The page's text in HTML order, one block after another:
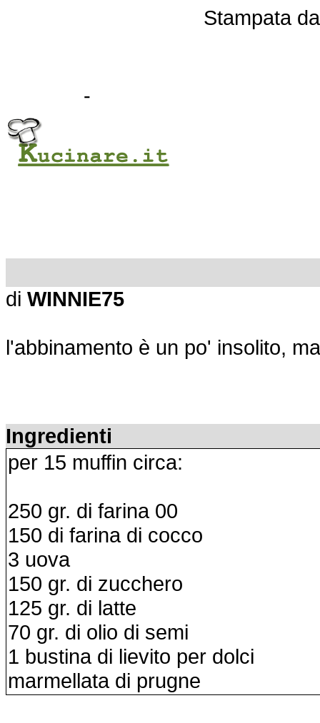
Stampata
-
di WINNIE75
l'abbinamento è un po' insolito,
Ingredienti
per 15 muffin circa:
250 gr. di farina 00
150 di farina di cocco
3 uova
150 gr. di zucchero
125 gr. di latte
70 gr. di olio di semi
1 bustina di lievito per dolci
marmellata di prugne